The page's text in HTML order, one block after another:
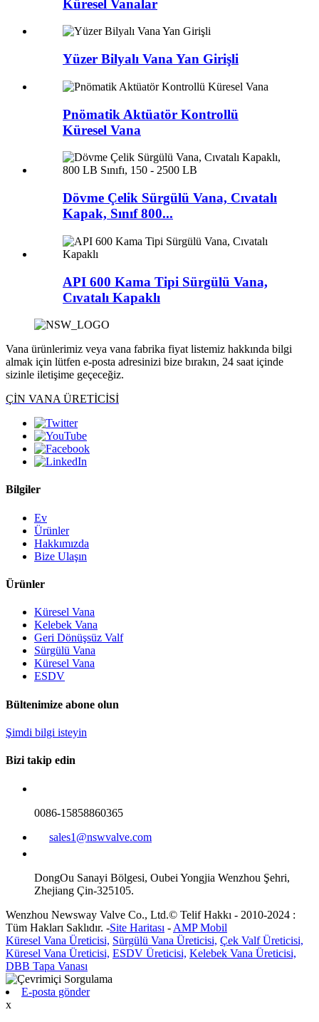
Küresel Vanalar
Yüzer Bilyalı Vana Yan Girişli
Pnömatik Aktüatör Kontrollü
Küresel Vana
Dövme Çelik Sürgülü Vana, Cıvatalı
Kapak, Sınıf 800...
API 600 Kama Tipi Sürgülü Vana,
Cıvatalı Kapaklı
Vana ürünlerimiz veya vana fabrika fiyat listemiz hakkında bilgi
almak için lütfen e-posta adresinizi bize bırakın, 24 saat içinde
sizinle iletişime geçeceğiz.
ÇİN VANA ÜRETİCİSİ
Bilgiler
Ev
Ürünler
Hakkımızda
Bize Ulaşın
Ürünler
Küresel Vana
Kelebek Vana
Geri Dönüşsüz Valf
Sürgülü Vana
Küresel Vana
ESDV
Bültenimize abone olun
Şimdi bilgi isteyin
Bizi takip edin
0086-15858860365
sales1@nswvalve.com
DongOu Sanayi Bölgesi, Oubei Yongjia Wenzhou Şehri,
Zhejiang Çin-325105.
Wenzhou Newsway Valve Co., Ltd.© Telif Hakkı - 2010-2024 :
Tüm Hakları Saklıdır. -Site Haritası - AMP Mobil
Küresel Vana Üreticisi, Sürgülü Vana Üreticisi, Çek Valf Üreticisi,
Küresel Vana Üreticisi, ESDV Üreticisi, Kelebek Vana Üreticisi,
DBB Tapa Vanası
E-posta gönder
x